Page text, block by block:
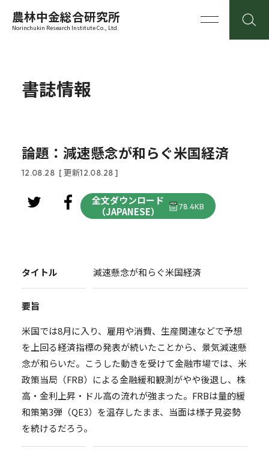
農林中金総合研究所
Norinchukin Research Institute Co., Ltd.
書誌情報
論題：減速懸念が和らぐ米国経済
12.08.28 [ 更新12.08.28 ]
全文ダウンロード
（JAPANESE）
78.4KB
タイトル 減速懸念が和らぐ米国経済
要旨
米国では8月に入り、雇用や消費、生産関連などで予想
を上回る経済指標の発表が続いたことから、景気減速懸
念が和らいだ。こうした動きを受けて金融市場では、米
政策当局（FRB）による金融緩和観測がやや後退し、株
高・金利上昇・ドル高の流れが強まった。FRBは量的緩
和策第3弾（QE3）を温存したまま、当面は様子見姿勢
を続けるだろう。